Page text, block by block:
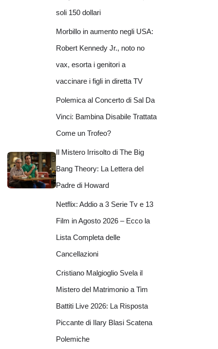
soli 150 dollari
Morbillo in aumento negli USA:
Robert Kennedy Jr., noto no
vax, esorta i genitori a
vaccinare i figli in diretta TV
Polemica al Concerto di Sal Da
Vinci: Bambina Disabile Trattata
Come un Trofeo?
Il Mistero Irrisolto di The Big
Bang Theory: La Lettera del
Padre di Howard
Netflix: Addio a 3 Serie Tv e 13
Film in Agosto 2026 – Ecco la
Lista Completa delle
Cancellazioni
Cristiano Malgioglio Svela il
Mistero del Matrimonio a Tim
Battiti Live 2026: La Risposta
Piccante di Ilary Blasi Scatena
Polemiche